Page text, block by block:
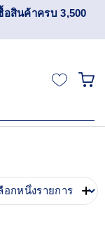
อสินค้าครบ 3,500